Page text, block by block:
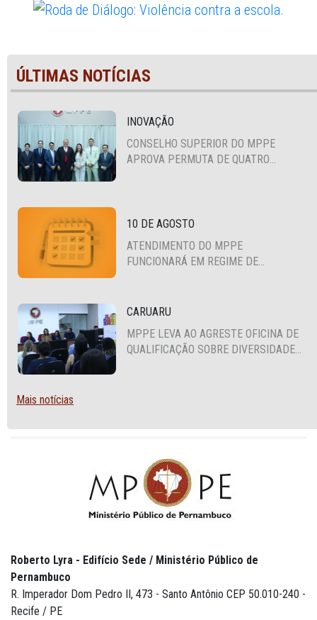
ÚLTIMAS NOTÍCIAS
INOVAÇÃO
CONSELHO SUPERIOR DO MPPE
APROVA PERMUTA DE QUATRO
10 DE AGOSTO
ATENDIMENTO DO MPPE
FUNCIONARÁ EM REGIME DE
CARUARU
MPPE LEVA AO AGRESTE OFICINA DE
QUALIFICAÇÃO SOBRE DIVERSIDADE
Mais notícias
Roberto Lyra - Edifício Sede / Ministério Público de
Pernambuco
R. Imperador Dom Pedro II, 473 - Santo Antônio CEP 50.010-240 -
Recife / PE